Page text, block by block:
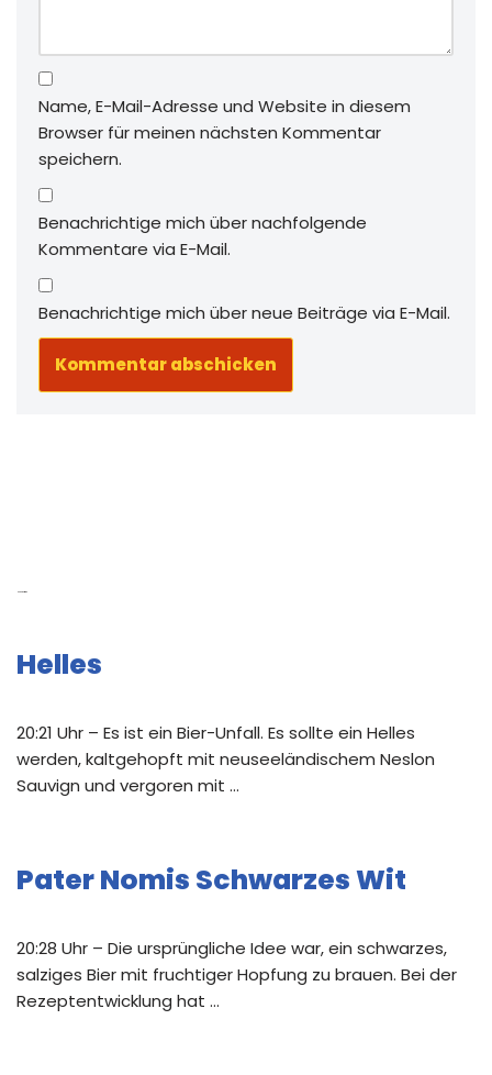
Name, E-Mail-Adresse und Website in diesem
Browser für meinen nächsten Kommentar
speichern.
Benachrichtige mich über nachfolgende
Kommentare via E-Mail.
Benachrichtige mich über neue Beiträge via E-Mail.
Helles
20:21 Uhr – Es ist ein Bier-Unfall. Es sollte ein Helles
werden, kaltgehopft mit neuseeländischem Neslon
Sauvign und vergoren mit …
Pater Nomis Schwarzes Wit
20:28 Uhr – Die ursprüngliche Idee war, ein schwarzes,
salziges Bier mit fruchtiger Hopfung zu brauen. Bei der
Rezeptentwicklung hat …